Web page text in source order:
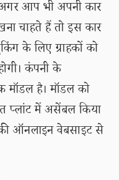
आप भी अपनी कार
चाहते हैं तो इस कार
के लिए ग्राहकों को
कंपनी के
मॉडल है। मॉडल को
प्लांट में असेंबल किया
ऑनलाइन वेबसाइट से